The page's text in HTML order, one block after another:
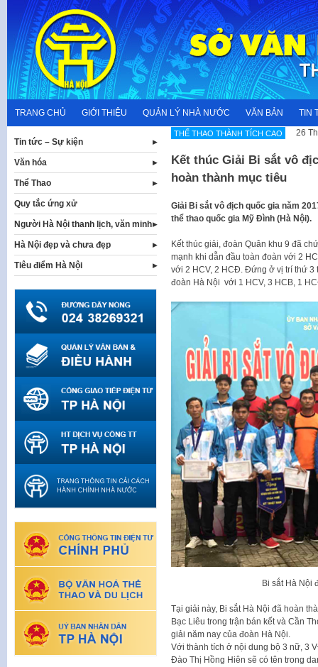
content
TRANG CHỦ GIỚI THIỆU QUẢN LÝ NHÀ NƯỚC VĂN BẢN TIN
THẾ THAO THÀNH TÍCH CAO 26
Kết thúc Giải Bi sắt vô
hoàn thành mục tiêu
Giải Bi sắt vô địch quốc gia năm
thể thao quốc gia Mỹ Đình (Hà Nội).
Kết thúc giải, đoàn Quân khu 9 đã
mạnh khi dẫn đầu toàn đoàn với 2
với 2 HCV, 2 HCĐ. Đứng ở vị trí thứ
đoàn Hà Nội với 1 HCV, 3 HCB, 1
Bi sắt Hà Nội
Tại giải này, Bi sắt Hà Nội đã hoàn
Bạc Liêu trong trận bán kết và Cần
giải năm nay của đoàn Hà Nội.
Với thành tích ở nội dung bộ 3 nữ, 3
Đào Thị Hồng Hiên sẽ có tên trong
Tin tức – Sự kiện
Văn hóa
Thể Thao
Quy tắc ứng xử
Người Hà Nội thanh lịch, văn minh
Hà Nội đẹp và chưa đẹp
Tiêu điểm Hà Nội